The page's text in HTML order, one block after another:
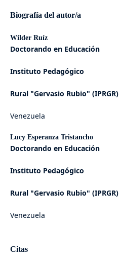
Biografía del autor/a
Wilder Ruíz
Doctorando en Educación
Instituto Pedagógico
Rural "Gervasio Rubio" (IPRGR)
Venezuela
Lucy Esperanza Tristancho
Doctorando en Educación
Instituto Pedagógico
Rural "Gervasio Rubio" (IPRGR)
Venezuela
Citas